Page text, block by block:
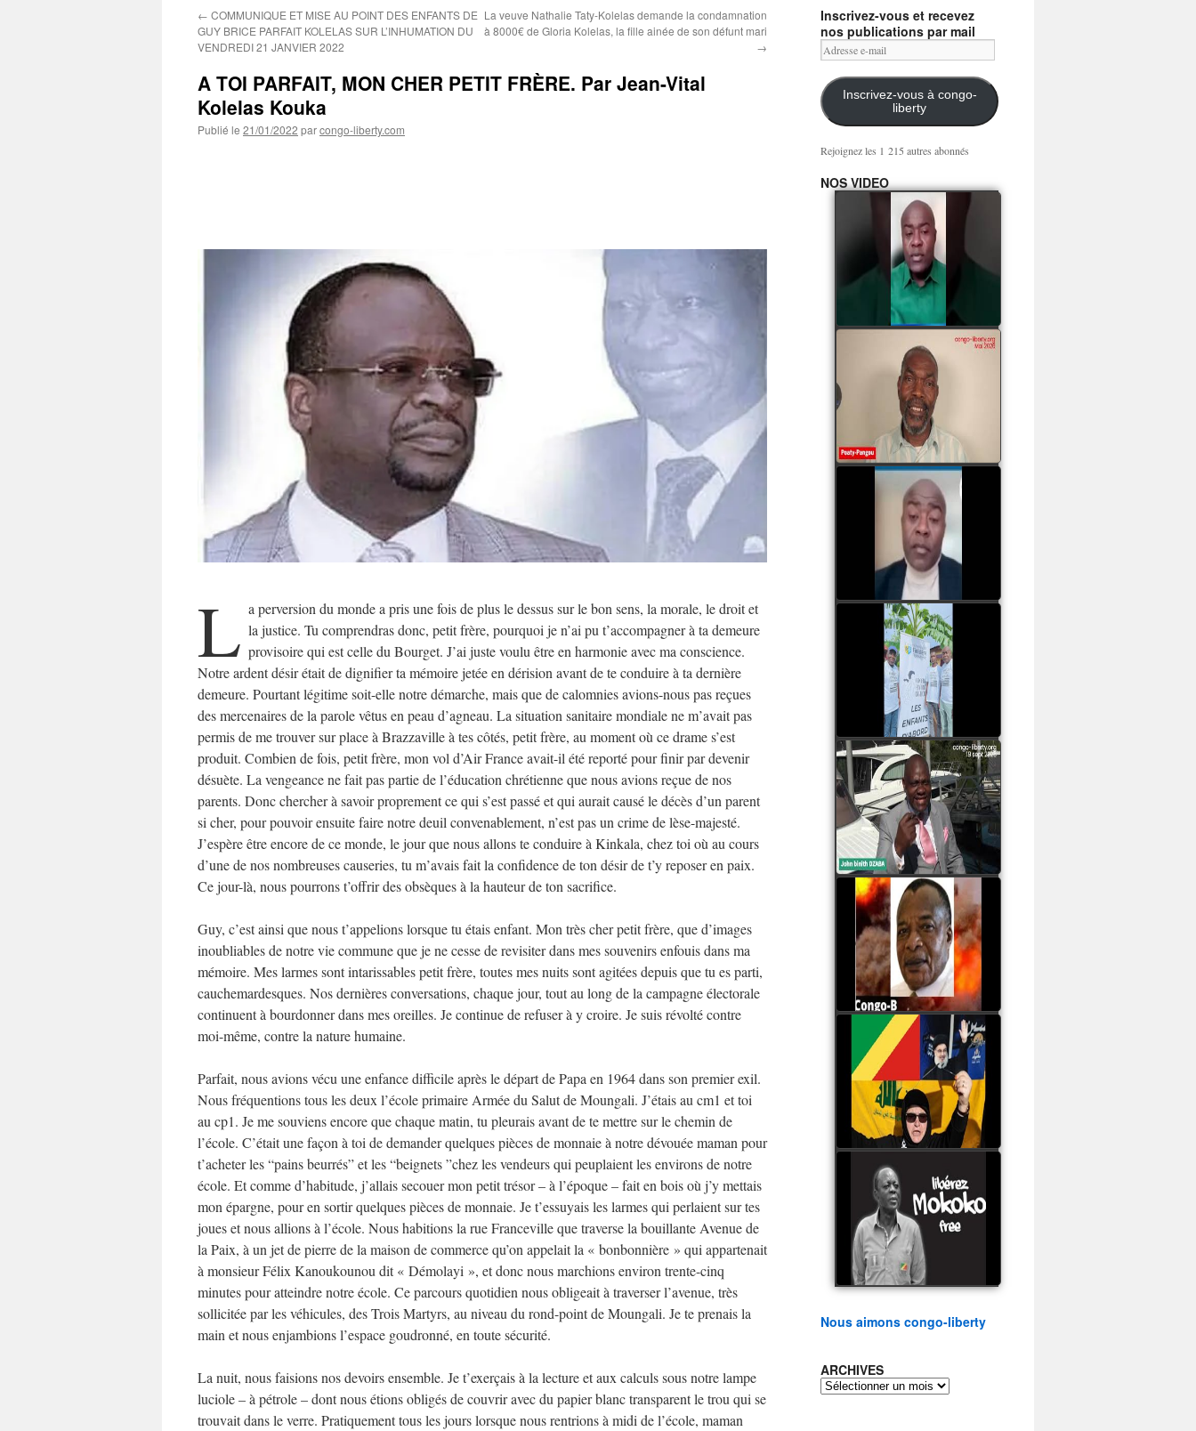
← COMMUNIQUE ET MISE AU POINT DES ENFANTS DE
GUY BRICE PARFAIT KOLELAS SUR L’INHUMATION DU
VENDREDI 21 JANVIER 2022
La veuve Nathalie Taty-Kolelas demande la condamnation
à 8000€ de Gloria Kolelas, la fille ainée de son défunt mari
→
A TOI PARFAIT, MON CHER PETIT FRÈRE. Par Jean-Vital
Kolelas Kouka
Publié le 21/01/2022 parcongo-liberty.com
L a perversion du monde a pris une fois de plus le dessus sur le bon sens, la morale, le droit et
la justice. Tu comprendras donc, petit frère, pourquoi je n’ai pu t’accompagner à ta demeure
provisoire qui est celle du Bourget. J’ai juste voulu être en harmonie avec ma conscience.
Notre ardent désir était de dignifier ta mémoire jetée en dérision avant de te conduire à ta dernière
demeure. Pourtant légitime soit-elle notre démarche, mais que de calomnies avions-nous pas reçues
des mercenaires de la parole vêtus en peau d’agneau. La situation sanitaire mondiale ne m’avait pas
permis de me trouver sur place à Brazzaville à tes côtés, petit frère, au moment où ce drame s’est
produit. Combien de fois, petit frère, mon vol d’Air France avait-il été reporté pour finir par devenir
désuète. La vengeance ne fait pas partie de l’éducation chrétienne que nous avions reçue de nos
parents. Donc chercher à savoir proprement ce qui s’est passé et qui aurait causé le décès d’un parent
si cher, pour pouvoir ensuite faire notre deuil convenablement, n’est pas un crime de lèse-majesté.
J’espère être encore de ce monde, le jour que nous allons te conduire à Kinkala, chez toi où au cours
d’une de nos nombreuses causeries, tu m’avais fait la confidence de ton désir de t’y reposer en paix.
Ce jour-là, nous pourrons t’offrir des obsèques à la hauteur de ton sacrifice.
Guy, c’est ainsi que nous t’appelions lorsque tu étais enfant. Mon très cher petit frère, que d’images
inoubliables de notre vie commune que je ne cesse de revisiter dans mes souvenirs enfouis dans ma
mémoire. Mes larmes sont intarissables petit frère, toutes mes nuits sont agitées depuis que tu es parti,
cauchemardesques. Nos dernières conversations, chaque jour, tout au long de la campagne électorale
continuent à bourdonner dans mes oreilles. Je continue de refuser à y croire. Je suis révolté contre
moi-même, contre la nature humaine.
Parfait, nous avions vécu une enfance difficile après le départ de Papa en 1964 dans son premier exil.
Nous fréquentions tous les deux l’école primaire Armée du Salut de Moungali. J’étais au cm1 et toi
au cp1. Je me souviens encore que chaque matin, tu pleurais avant de te mettre sur le chemin de
l’école. C’était une façon à toi de demander quelques pièces de monnaie à notre dévouée maman pour
t’acheter les “pains beurrés” et les “beignets ”chez les vendeurs qui peuplaient les environs de notre
école. Et comme d’habitude, j’allais secouer mon petit trésor – à l’époque – fait en bois où j’y mettais
mon épargne, pour en sortir quelques pièces de monnaie. Je t’essuyais les larmes qui perlaient sur tes
joues et nous allions à l’école. Nous habitions la rue Franceville que traverse la bouillante Avenue de
la Paix, à un jet de pierre de la maison de commerce qu’on appelait la « bonbonnière » qui appartenait
à monsieur Félix Kanoukounou dit « Démolayi », et donc nous marchions environ trente-cinq
minutes pour atteindre notre école. Ce parcours quotidien nous obligeait à traverser l’avenue, très
sollicitée par les véhicules, des Trois Martyrs, au niveau du rond-point de Moungali. Je te prenais la
main et nous enjambions l’espace goudronné, en toute sécurité.
La nuit, nous faisions nos devoirs ensemble. Je t’exerçais à la lecture et aux calculs sous notre lampe
luciole – à pétrole – dont nous étions obligés de couvrir avec du papier blanc transparent le trou qui se
trouvait dans le verre. Pratiquement tous les jours lorsque nous rentrions à midi de l’école, maman
Inscrivez-vous et recevez
nos publications par mail
Adresse
e-
mail
Inscrivez-vous à congo-
liberty
Rejoignez les 1 215 autres abonnés
NOS VIDEO
Mingwa BIANGO : Ni
les mercenaires russes,
ni la garde présidentielle
ne mourront pour
Sassou Denis
watch video
POATY PANGOU
parle de la coquille vide
Collinet Makosso, des
assassinats des jeunes
par Serge OBOA
watch video
Sassou Nguesso est
revenu au pouvoir par
les armes, il ne quittera
le pouvoir que par la
force
watch video
watch video
John Binith Dzaba
s'exprime sur le voyage
de Rodrigue Malanda
Samba à Paris
watch video
Poaty Pangou La
Conférence des ethnies
est la seule solution pour
éviter la scission du
Congo B
watch video
Les liaisons dangereuses
du clan Sassou Nguesso
avec le Hezbollah
watch video
Le Général Mokoko est
l'unique légitimité
présidentielle du peuple
congolais
watch video
Nous aimons congo-liberty
ARCHIVES
ARCHIVES